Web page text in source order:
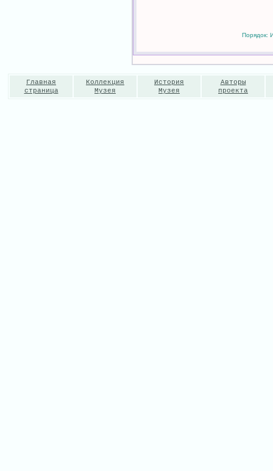
Порядок:
Главная
страница
Коллекция
Музея
История
Музея
Авторы
проекта